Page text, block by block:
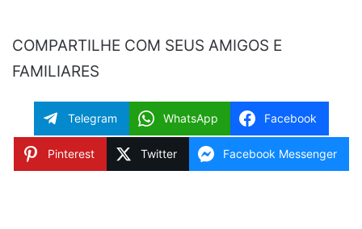
COMPARTILHE COM SEUS AMIGOS E
FAMILIARES
Telegram WhatsApp Facebook
Pinterest Twitter Facebook Messenger